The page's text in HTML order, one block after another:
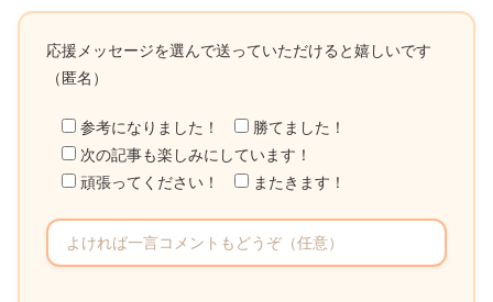
応援メッセージを選んで送っていただけると嬉しいです
（匿名）
参考になりました！
勝てました！
次の記事も楽しみにしています！
頑張ってください！
またきます！